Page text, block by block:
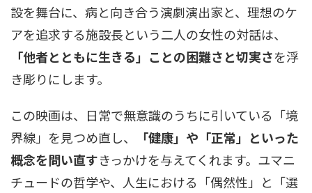
設を舞台に、病と向き合う演劇演出家と、理想のケ
アを追求する施設長という二人の女性の対話は、
「他者とともに生きる」ことの困難さと切実さを浮
き彫りにします。
この映画は、日常で無意識のうちに引いている「境
界線」を見つめ直し、
「健康」や「正常」といった
概念を問い直すきっかけを与えてくれます。ユマニ
チュードの哲学や、人生における「偶然性」と「選